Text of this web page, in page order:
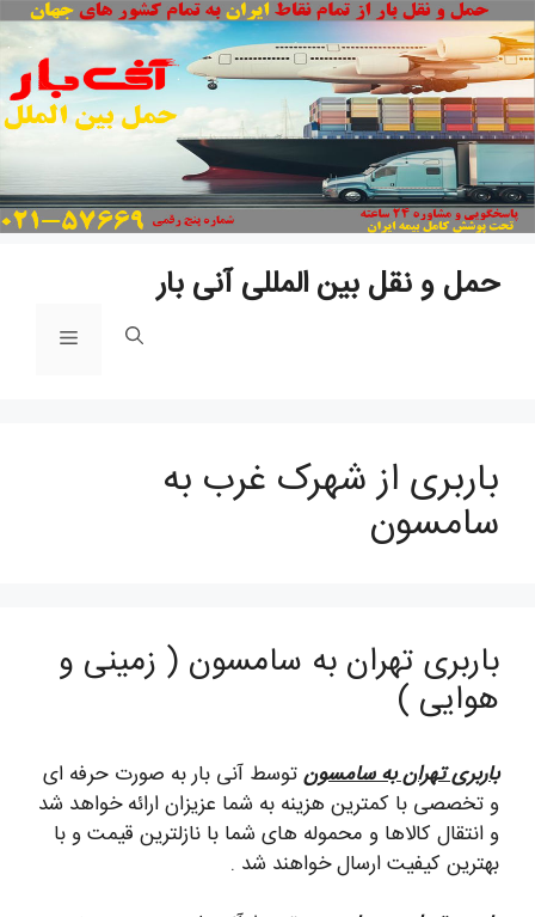
حمل و نقل بین المللی آنی بار
فهرست
باربری از شهرک غرب به
سامسون
باربری تهران به سامسون ( زمینی و
هوایی )
باربری تهران به سامسونتوسط آنی بار به صورت حرفه ای
و تخصصی با کمترین هزینه به شما عزیزان ارائه خواهد شد
و انتقال کالاها و محموله های شما با نازلترین قیمت و با
بهترین کیفیت ارسال خواهند شد .